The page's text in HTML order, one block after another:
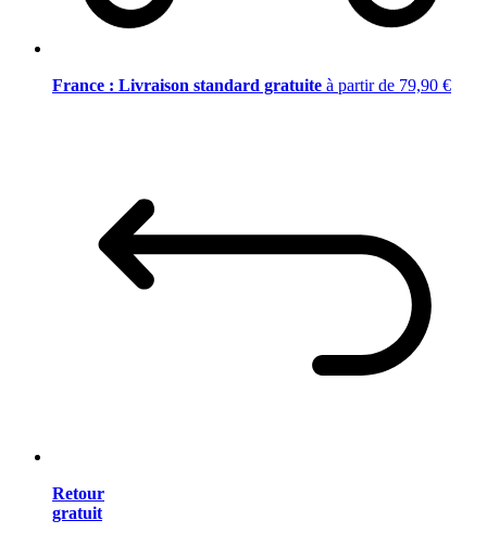
France : Livraison standard gratuite à partir de 79,90 €
Retour
gratuit